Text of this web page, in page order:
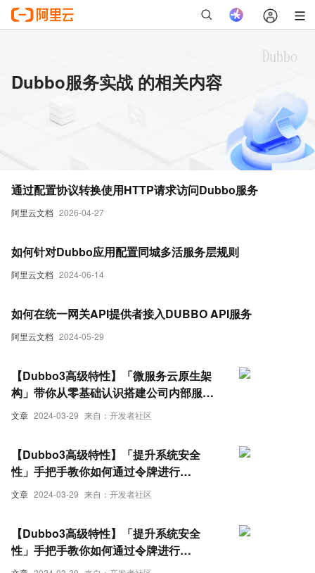
Dubbo服务实战 的相关内容
阿里云文档 2026-04-27
通过配置协议转换使用HTTP请求访问Dubbo服务
阿里云文档 2024-06-14
如何针对Dubbo应用配置同城多活服务层规则
阿里云文档 2024-05-29
如何在统一网关API提供者接入DUBBO API服务
文章 2024-03-29 来自：开发者社区
【Dubbo3高级特性】「微服务云原生架
构」带你从零基础认识搭建公司内部服务
用户中心体系（实战指南-序章）
文章 2024-03-29 来自：开发者社区
【Dubbo3高级特性】「提升系统安全
性」手把手教你如何通过令牌进行
Dubbo3服务验证及服务鉴权控制实战指
【Dubbo3高级特性】「提升系统安全
性」手把手教你如何通过令牌进行
Dubbo3服务验证及服务鉴权控制实战指